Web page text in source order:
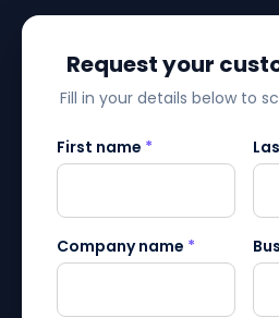
Request your
Fill in your details below to
First name *
Company name *